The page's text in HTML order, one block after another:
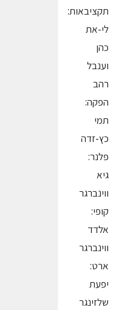
תקציבאות:
לי-את
כהן
וענבל
רהב
הפקה:
תמי
כץ-זדה
פלנר:
גיא
ווינברגר
קופי:
אלדד
ווינברגר
ארט:
יפעת
שלזינגר